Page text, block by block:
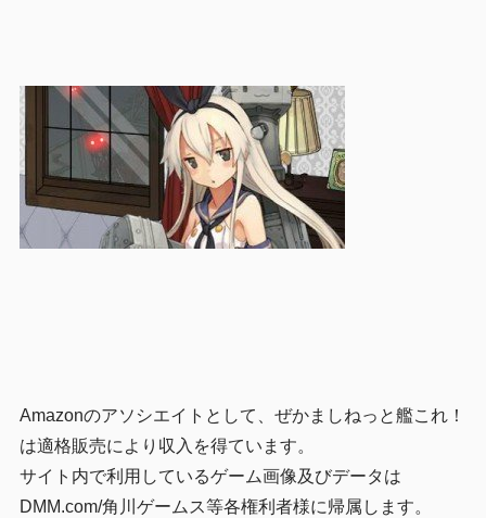
Amazonのアソシエイトとして、ぜかましねっと艦これ！
は適格販売により収入を得ています。
サイト内で利用しているゲーム画像及びデータは
DMM.com/角川ゲームス等各権利者様に帰属します。